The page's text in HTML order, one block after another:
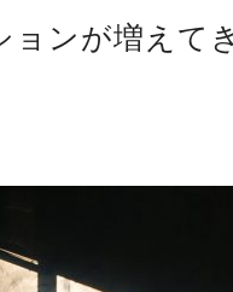
ョンが増えて